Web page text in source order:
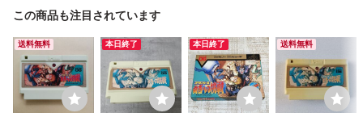
この商品も注目されています
送料無料 本日終了 本日終了 送料無料